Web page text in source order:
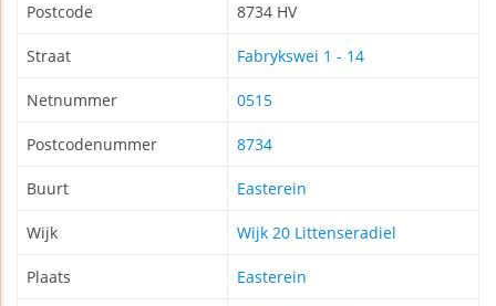
Postcode 8734 HV
Straat Fabrykswei 1 - 14
Netnummer 0515
Postcodenummer 8734
Buurt Easterein
Wijk Wijk 20 Littenseradiel
Plaats Easterein